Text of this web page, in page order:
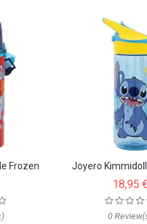
Frozen Joyero
18,95 €
0